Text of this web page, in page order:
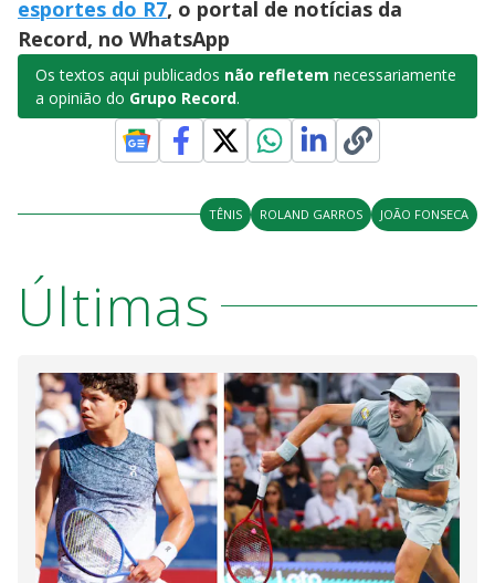
esportes do R7, o portal de notícias da
Record, no WhatsApp
Os textos aqui publicados não refletem necessariamente
a opinião do Grupo Record.
TÊNIS ROLAND GARROS JOÃO FONSECA
Últimas